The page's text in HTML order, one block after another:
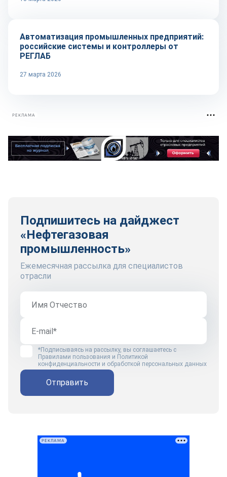
Автоматизация промышленных предприятий:
российские системы и контроллеры от
РЕГЛАБ
27 марта 2026
РЕКЛАМА
Подпишитесь на дайджест
«Нефтегазовая
промышленность»
Ежемесячная рассылка для специалистов
отрасли
*Подписываясь на рассылку, вы соглашаетесь с
Правилами пользования и Политикой
конфиденциальности и обработкой персональных данных
Отправить
РЕКЛАМА